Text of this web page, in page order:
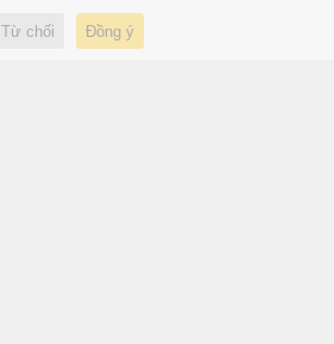
Giải mã bí ẩn về những người
sống trên 100 tuổi
Từ chối Đồng ý